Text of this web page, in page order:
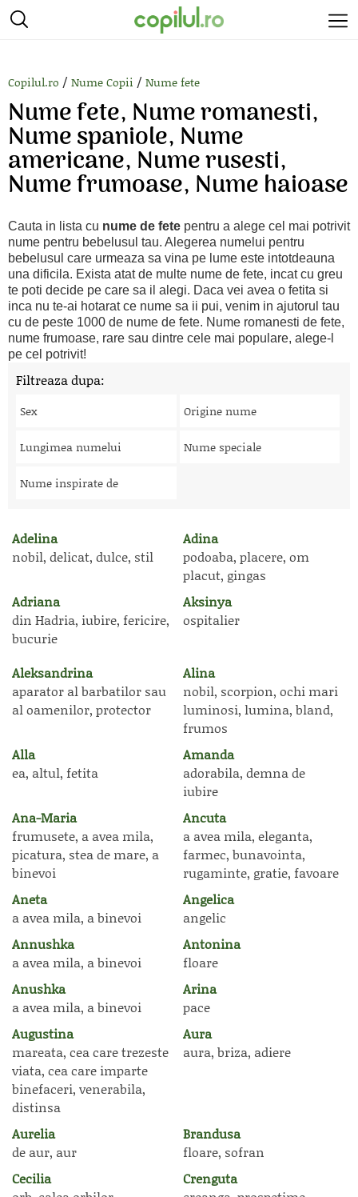
Copilul.ro / Nume Copii / Nume fete
Nume fete, Nume romanesti,
Nume spaniole, Nume
americane, Nume rusesti,
Nume frumoase, Nume haioase
Cauta in lista cu nume de fete pentru a alege cel mai potrivit
nume pentru bebelusul tau. Alegerea numelui pentru
bebelusul care urmeaza sa vina pe lume este intotdeauna
una dificila. Exista atat de multe nume de fete, incat cu greu
te poti decide pe care sa il alegi. Daca vei avea o fetita si
inca nu te-ai hotarat ce nume sa ii pui, venim in ajutorul tau
cu de peste 1000 de nume de fete. Nume romanesti de fete,
nume frumoase, rare sau dintre cele mai populare, alege-l
pe cel potrivit!
Filtreaza dupa:
Sex Origine nume
Lungimea numelui Nume speciale
Nume inspirate de
Adelina
nobil, delicat, dulce, stil
Adina
podoaba, placere, om
placut, gingas
Adriana
din Hadria, iubire, fericire,
bucurie
Aksinya
ospitalier
Aleksandrina
aparator al barbatilor sau
al oamenilor, protector
Alina
nobil, scorpion, ochi mari
luminosi, lumina, bland,
frumos
Alla
ea, altul, fetita
Amanda
adorabila, demna de
iubire
Ana-Maria
frumusete, a avea mila,
picatura, stea de mare, a
binevoi
Ancuta
a avea mila, eleganta,
farmec, bunavointa,
rugaminte, gratie, favoare
Aneta
a avea mila, a binevoi
Angelica
angelic
Annushka
a avea mila, a binevoi
Antonina
floare
Anushka
a avea mila, a binevoi
Arina
pace
Augustina
mareata, cea care trezeste
viata, cea care imparte
binefaceri, venerabila,
distinsa
Aura
aura, briza, adiere
Aurelia
de aur, aur
Brandusa
floare, sofran
Cecilia
Crenguta